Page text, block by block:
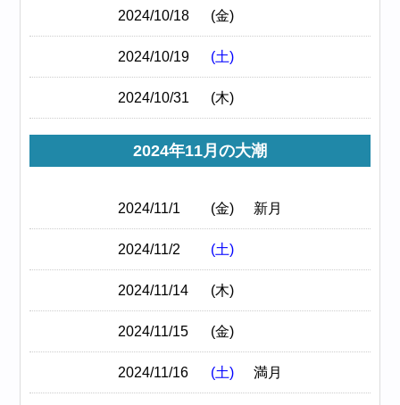
2024/10/18 (金)
2024/10/19 (土)
2024/10/31 (木)
2024年11月の大潮
2024/11/1 (金) 新月
2024/11/2 (土)
2024/11/14 (木)
2024/11/15 (金)
2024/11/16 (土) 満月